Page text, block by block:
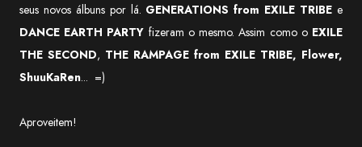
seus novos álbuns por lá. GENERATIONS from EXILE TRIBEe
DANCE EARTH PARTY fizeram o mesmo. Assim como o EXILE
THE SECOND, THE RAMPAGE from EXILE TRIBE, Flower,
ShuuKaRen... =)
Aproveitem!